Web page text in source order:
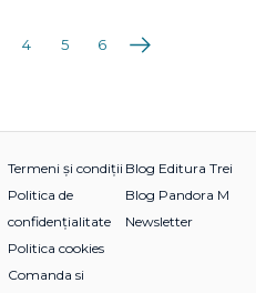
4 5 6 Următoarea
Termeni și condiții
Politica de
confidențialitate
Politica cookies
Comanda si
Blog Editura Trei
Blog Pandora M
Newsletter